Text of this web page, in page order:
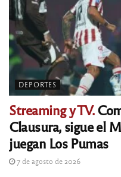
DEPORTES
Streaming y TV.
Clausura, sigue el
juegan Los Pumas
7 de agosto de 2026